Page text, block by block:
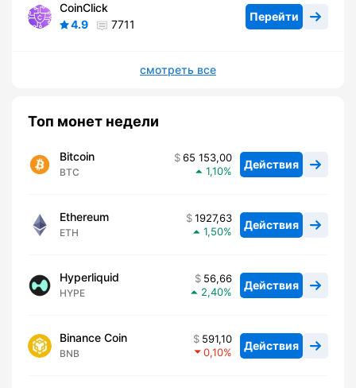
CoinClick
4.9
7711
Перейти
смотреть все
Топ монет недели
Bitcoin
BTC
65 153,00
1,10
Действия
Ethereum
ETH
1927,63
1,50
Действия
Hyperliquid
HYPE
56,66
2,40
Действия
Binance Coin
BNB
591,10
0,10
Действия